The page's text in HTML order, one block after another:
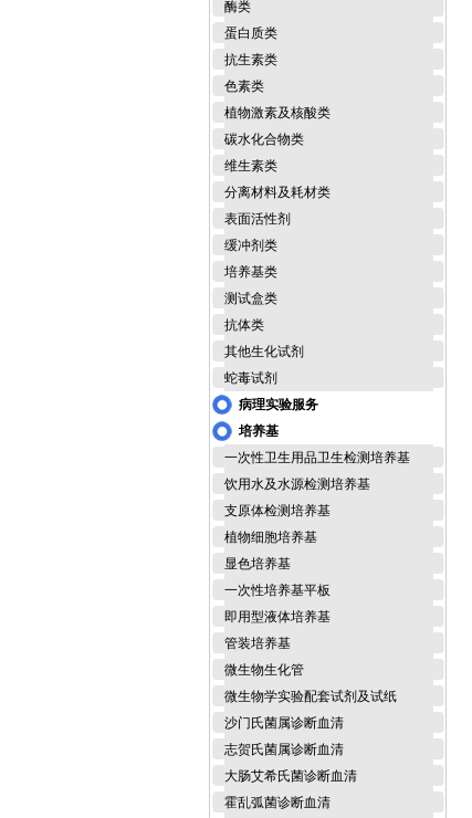
酶类
蛋白质类
抗生素类
色素类
植物激素及核酸类
碳水化合物类
维生素类
分离材料及耗材类
表面活性剂
缓冲剂类
培养基类
测试盒类
抗体类
其他生化试剂
蛇毒试剂
病理实验服务
培养基
一次性卫生用品卫生检测培养基
饮用水及水源检测培养基
支原体检测培养基
植物细胞培养基
显色培养基
一次性培养基平板
即用型液体培养基
管装培养基
微生物生化管
微生物学实验配套试剂及试纸
沙门氏菌属诊断血清
志贺氏菌属诊断血清
大肠艾希氏菌诊断血清
霍乱弧菌诊断血清